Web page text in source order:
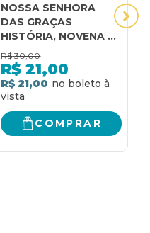
NOSSA SENHORA
DAS GRAÇAS
HISTÓRIA, NOVENA E
CONSAGRAÇÃO
R$ 30,00
R$ 21,00
R$ 21,00
COMPRAR